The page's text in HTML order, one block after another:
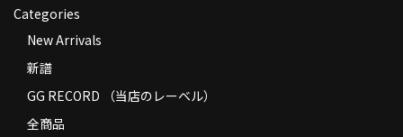
Privacy Policy
特定商取引法に基づく表示
Categories
New Arrivals
新譜
GG RECORD （当店のレーベル）
全商品